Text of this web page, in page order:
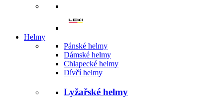
Helmy
Pánské helmy
Dámské helmy
Chlapecké helmy
Dívčí helmy
Lyžařské helmy